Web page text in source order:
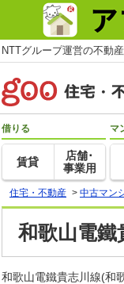
NTTグループ運営の不動
借りる
賃貸
店舗･
事業用
マ
住宅・不動産 > 中古マン
和歌山電鐵
和歌山電鐵貴志川線(和